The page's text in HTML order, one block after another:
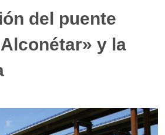
del puente
y la